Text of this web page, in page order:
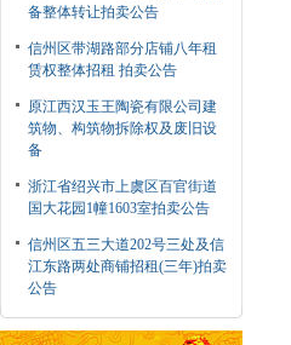
备整体转让拍卖公告
信州区带湖路部分店铺八年租
赁权整体招租 拍卖公告
原江西汉玉王陶瓷有限公司建
筑物、构筑物拆除权及废旧设
备
浙江省绍兴市上虞区百官街道
国大花园1幢1603室拍卖公告
信州区五三大道202号三处及信
江东路两处商铺招租(三年)拍卖
公告